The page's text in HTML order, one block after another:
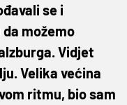
se i
možemo
Vidjet
Velika većina
ritmu, bio sam